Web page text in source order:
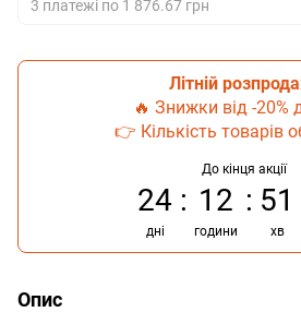
3 платежі по 1 876.67 грн
Літній
🔥 Знижки від -20%
👉 Кількість товарів
До кінця акції
24
дні
12
години
51
хв
Опис